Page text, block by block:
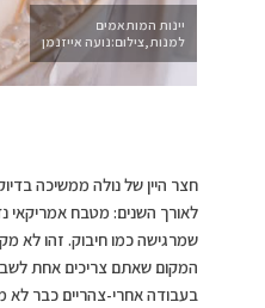
יינות המותאמים
למנות,צילום:נועה אייזנמן
חצר היין של נולה ממשיכה
לאורך השנים: מטבח אמריקאי
שמרגישה כמו חיבוק. זהו לא
בעבודה אחרי-צהריים כבר לא